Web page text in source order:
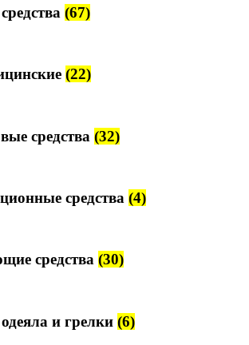
(67)
(22)
средства (32)
средства (4)
средства (30)
и грелки (6)